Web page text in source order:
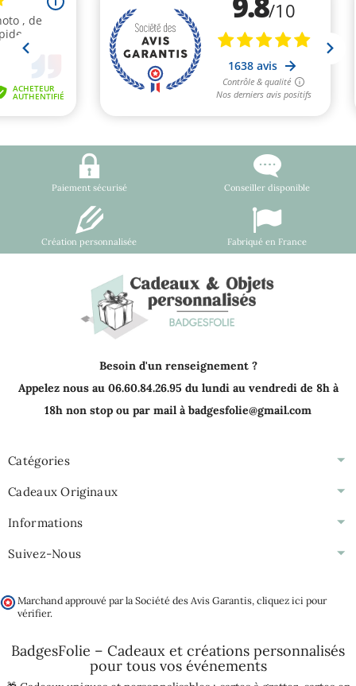
Paiement sécurisé Conseiller disponible
Création personnalisée Fabriqué en France
Besoin d'un renseignement ?
Appelez nous au 06.60.84.26.95 du lundi au vendredi de 8h à
18h non stop ou par mail à badgesfolie@gmail.com
Catégories
Cadeaux Originaux
Informations
Suivez-Nous
Marchand approuvé par la Société des Avis Garantis, cliquez ici pour
vérifier.
BadgesFolie – Cadeaux et créations personnalisés
pour tous vos événements